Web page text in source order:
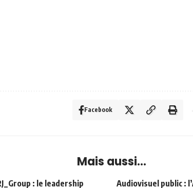
Facebook
Mais aussi...
: le leadership Audiovisuel public :